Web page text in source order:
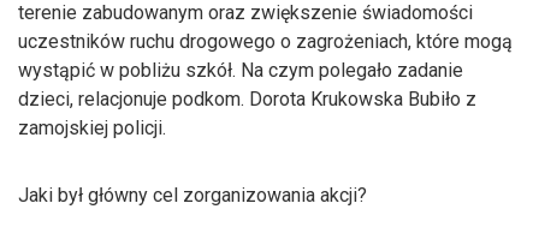
terenie zabudowanym oraz zwiększenie świadomości
uczestników ruchu drogowego o zagrożeniach, które mogą
wystąpić w pobliżu szkół. Na czym polegało zadanie
dzieci, relacjonuje podkom. Dorota Krukowska Bubiło z
zamojskiej policji.
Jaki był główny cel zorganizowania akcji?